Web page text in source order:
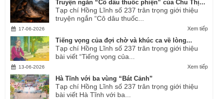
Truyện ngắn “Cô dâu thuốc phiện” của Chu Thị...
Tạp chí Hồng Lĩnh số 237 trân trọng giới thiệu
truyện ngắn “Cô dâu thuốc...
Xem tiếp
17-06-2026
Tiếng vọng của đợi chờ và khúc ca về lòng...
Tạp chí Hồng Lĩnh số 237 trân trọng giới thiệu
bài viết “Tiếng vọng của...
Xem tiếp
13-06-2026
Hà Tĩnh với ba vùng “Bát Cảnh”
Tạp chí Hồng Lĩnh số 237 trân trọng giới thiệu
bài viết Hà Tĩnh với ba...